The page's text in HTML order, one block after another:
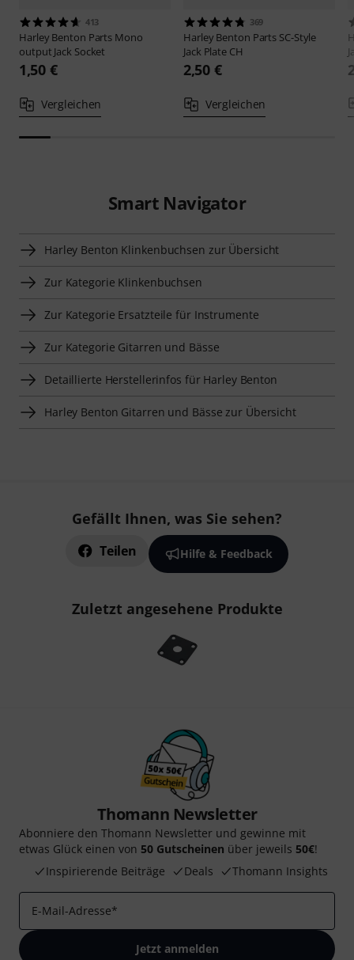
413
Harley Benton Parts Mono
output Jack Socket
1,50 €
Vergleichen
369
Harley Benton Parts SC-Style
Jack Plate CH
2,50 €
Vergleichen
Smart Navigator
Harley Benton Klinkenbuchsen zur Übersicht
Zur Kategorie Klinkenbuchsen
Zur Kategorie Ersatzteile für Instrumente
Zur Kategorie Gitarren und Bässe
Detaillierte Herstellerinfos für Harley Benton
Harley Benton Gitarren und Bässe zur Übersicht
Gefällt Ihnen, was Sie sehen?
Teilen Hilfe & Feedback
Zuletzt angesehene Produkte
Thomann Newsletter
Abonniere den Thomann Newsletter und gewinne mit
etwas Glück einen von 50 Gutscheinen über jeweils 50€!
Inspirierende Beiträge
Deals Thomann Insights
E-Mail-Adresse*
Jetzt anmelden